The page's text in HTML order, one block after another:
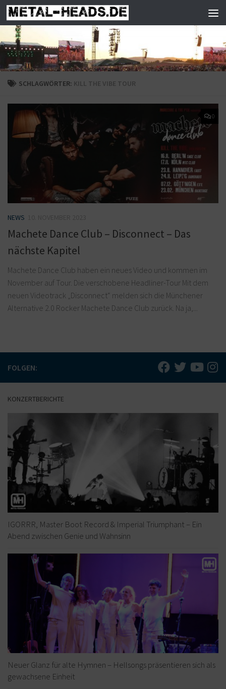
Zum Inhalt springen
SCHLAGWÖRTER: KILL THE VIBE TOUR
0
NEWS
Machete Dance Club – Disconnect – Das
nächste Kapitel
Machete Dance Club haben ein neues Video und kommen im
November auf Tour. Die verschobene Headliner-Tour Mit dem
neuen Videotrack „Disconnect“ melden sich die Münchener
Alternative 2.0 Rocker Machete Dance Club zurück. Na ja,...
FOLGEN:
KONZERTBERICHTE
IGORRR, Master Boot Record & Imperial Triumphant – Ein
Abend zwischen Genie und Wahnsinn
Neuer Glanz für alte Hymnen – Hellsongs präsentieren sich als
gewachsene Einheit